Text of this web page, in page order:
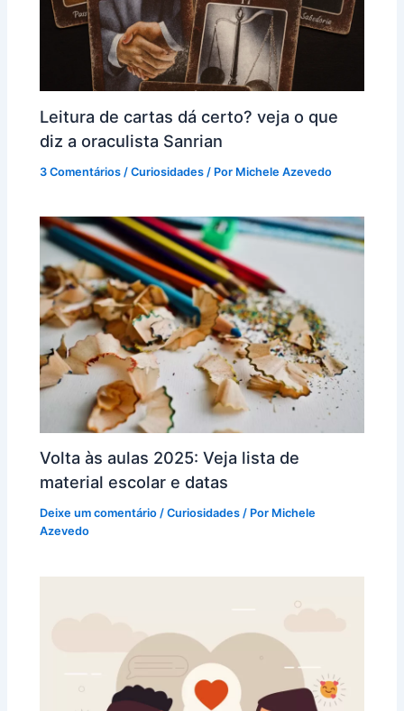
Leitura de cartas dá certo? veja o que
diz a oraculista Sanrian
3 Comentários /Curiosidades / Por Michele Azevedo
Volta às aulas 2025: Veja lista de
material escolar e datas
Deixe um comentário /Curiosidades / Por Michele
Azevedo